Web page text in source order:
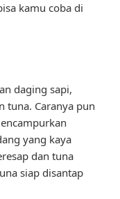
kamu coba di
daging sapi,
tuna. Caranya pun
yang kaya
dan tuna
siap disantap